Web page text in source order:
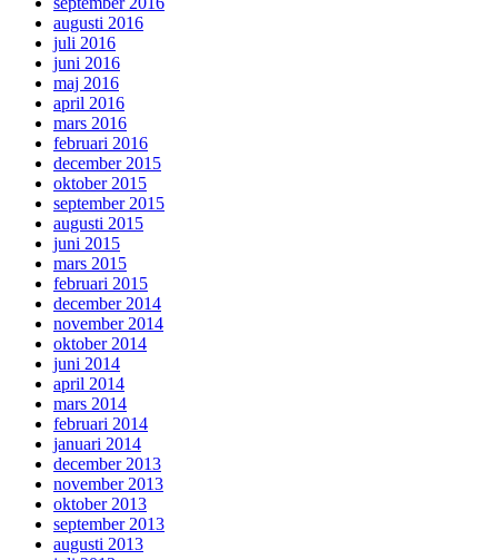
augusti 2016
juli 2016
juni 2016
maj 2016
april 2016
mars 2016
februari 2016
december 2015
oktober 2015
september 2015
augusti 2015
juni 2015
mars 2015
februari 2015
december 2014
november 2014
oktober 2014
juni 2014
april 2014
mars 2014
februari 2014
januari 2014
december 2013
november 2013
oktober 2013
september 2013
augusti 2013